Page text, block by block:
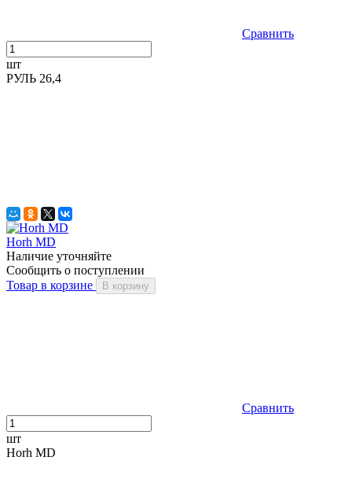
Сравнить
шт
РУЛЬ 26,4
Horh MD
Наличие уточняйте
Сообщить о поступлении
Товар в корзине
В корзину
Сравнить
шт
Horh MD